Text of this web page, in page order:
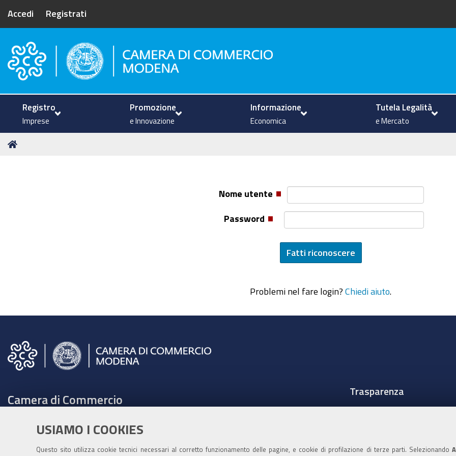
USIAMO I COOKIES
Questo sito utilizza cookie tecnici necessari al corretto funzionamento delle pagine, e cookie di profilazione di terze parti. Selezionando
Accedi Registrati
Camera di Commercio di Modena
Registro
Imprese
Promozione
e Innovazione
Informazione
Economica
Tutela Legalità
e Mercato
Tu
Nome utente
Password
Problemi nel fare login? Chiedi aiuto
Camera di Commercio
Tel. 059208111 -URP
Contabilità speciale Banca d'Italia:
Trasparenza
Pubblicità Legale